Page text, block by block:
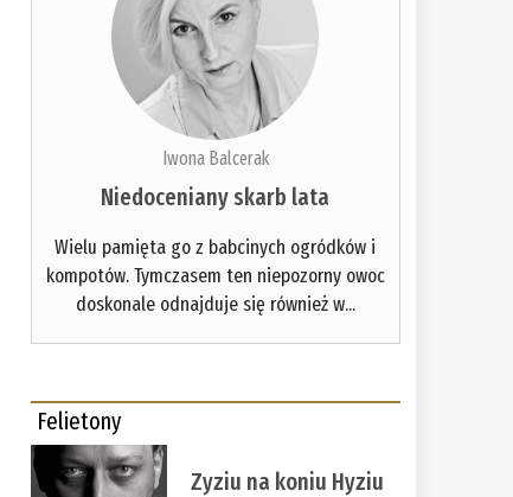
Iwona Balcerak
Niedoceniany skarb lata
Wielu pamięta go z babcinych ogródków i
kompotów. Tymczasem ten niepozorny owoc
doskonale odnajduje się również w...
Felietony
Zyziu na koniu Hyziu